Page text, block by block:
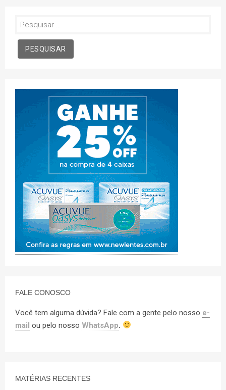
Pesquisar
FALE CONOSCO
Você tem alguma dúvida? Fale com a gente pelo nosso e-
mail ou pelo nosso WhatsApp.
MATÉRIAS RECENTES